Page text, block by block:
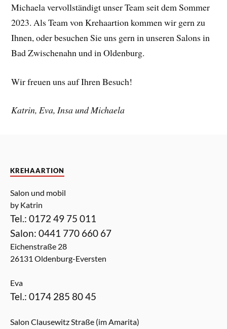
Michaela vervollständigt unser Team seit dem Sommer
2023. Als Team von Krehaartion kommen wir gern zu
Ihnen, oder besuchen Sie uns gern in unseren Salons in
Bad Zwischenahn und in Oldenburg.
Wir freuen uns auf Ihren Besuch!
Katrin, Eva, Insa und Michaela
KREHAARTION
Salon und mobil
by Katrin
Tel.: 0172 49 75 011
Salon: 0441 770 660 67
Eichenstraße 28
26131 Oldenburg-Eversten
Eva
Tel.: 0174 285 80 45
Salon Clausewitz Straße (im Amarita)